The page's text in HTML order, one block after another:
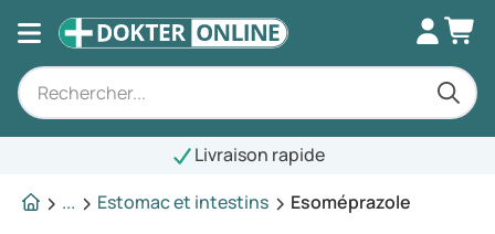
Livraison rapide
...
Estomac et intestins Esoméprazole